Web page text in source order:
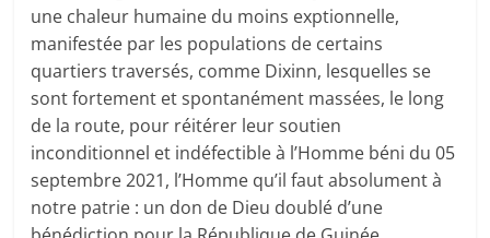
une chaleur humaine du moins exptionnelle,
manifestée par les populations de certains
quartiers traversés, comme Dixinn, lesquelles se
sont fortement et spontanément massées, le long
de la route, pour réitérer leur soutien
inconditionnel et indéfectible à l’Homme béni du 05
septembre 2021, l’Homme qu’il faut absolument à
notre patrie : un don de Dieu doublé d’une